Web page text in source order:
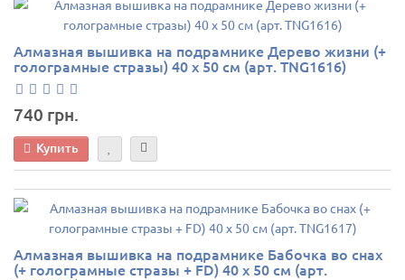
Алмазная вышивка на подрамнике Дерево жизни (+
голограмные стразы) 40 х 50 см (арт. TNG1616)
740 грн.
Купить
Алмазная вышивка на подрамнике Бабочка во снах
(+ голограмные стразы + FD) 40 х 50 см (арт.